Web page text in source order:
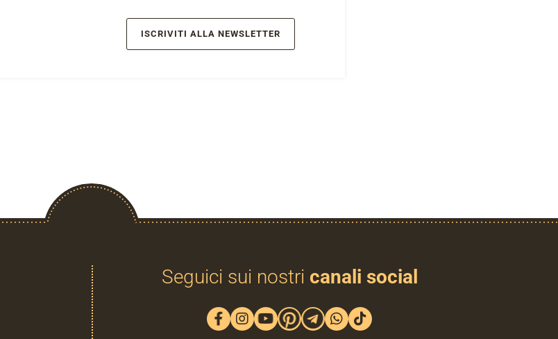
ISCRIVITI ALLA NEWSLETTER
Seguici sui nostri canali social